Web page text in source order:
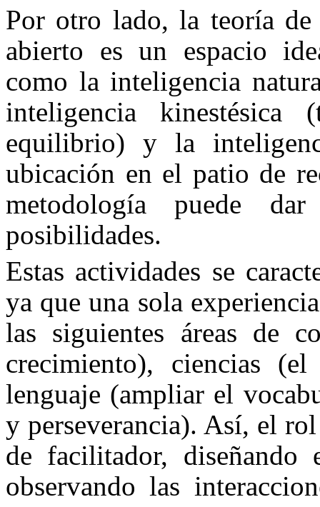
Por otro lado, la teoría de
abierto es un espacio
como la inteligencia
inteligencia
equilibrio) y la
ubicación en el patio de
metodología puede
posibilidades.
Estas actividades se
ya que una sola
las siguientes áreas de
crecimiento), ciencias
lenguaje (ampliar el
y perseverancia). Así, el
de facilitador, diseñando
observando las